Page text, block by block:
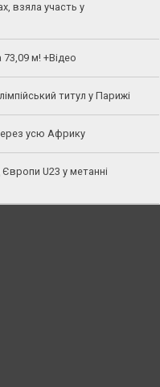
взяла участь у
м! +Відео
титул у Парижі
усю Африку
U23 у метанні